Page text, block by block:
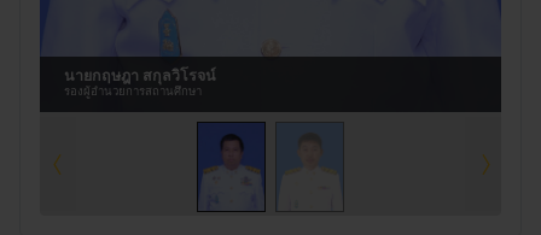
นายกฤษฎา สกุลวิโรจน์
รองผู้อำนวยการสถานศึกษา